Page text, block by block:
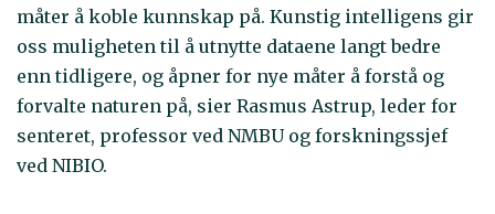
måter å koble kunnskap på. Kunstig intelligens gir
oss muligheten til å utnytte dataene langt bedre
enn tidligere, og åpner for nye måter å forstå og
forvalte naturen på, sier Rasmus Astrup, leder for
senteret, professor ved NMBU og forskningssjef
ved NIBIO.